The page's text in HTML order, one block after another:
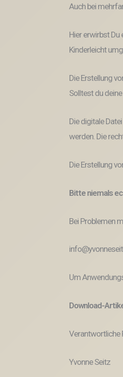
Auch bei
Hier erwirbst Du
Kinderleicht
Die Erstellung
Solltest du
Die digitale
werden. Die
Die Erstellung
Bitte niemals
Bei Problemen
Um
Download-
Verantwortliche
Yvonne Seitz